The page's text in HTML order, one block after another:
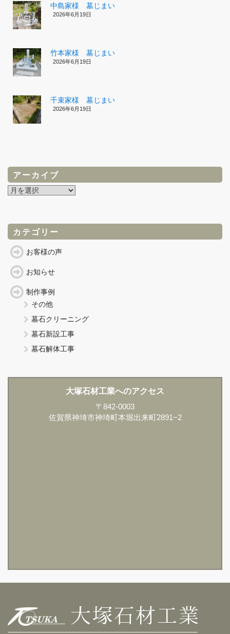
中島家様 墓じまい
2026年6月19日
竹本家様 墓じまい
2026年6月19日
千束家様 墓じまい
2026年6月19日
アーカイブ
ア
ブ カテゴリー
お客様の声
お知らせ
制作事例
その他
墓石クリーニング
墓石新設工事
墓石解体工事
大塚石材工業へのアクセス
〒842-0003
佐賀県神埼市神埼町本堀出来町2891−2